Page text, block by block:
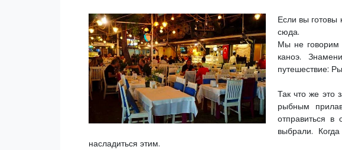
Если вы
сюда.
Мы не говорим
каноэ.
путешествие:
Так что же это
рыбным
отправиться в
выбрали.
насладиться этим.